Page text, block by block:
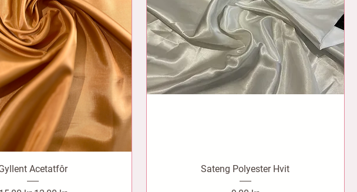
Acetatfôr Sateng Polyester Hvit